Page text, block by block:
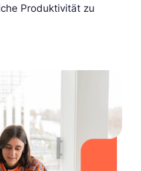
Produktivität zu